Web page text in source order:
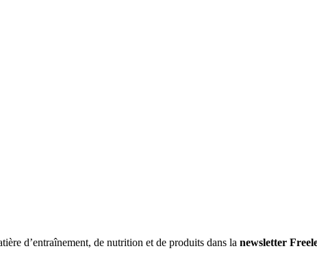
d’entraînement, de nutrition et de produits dans la newsletter